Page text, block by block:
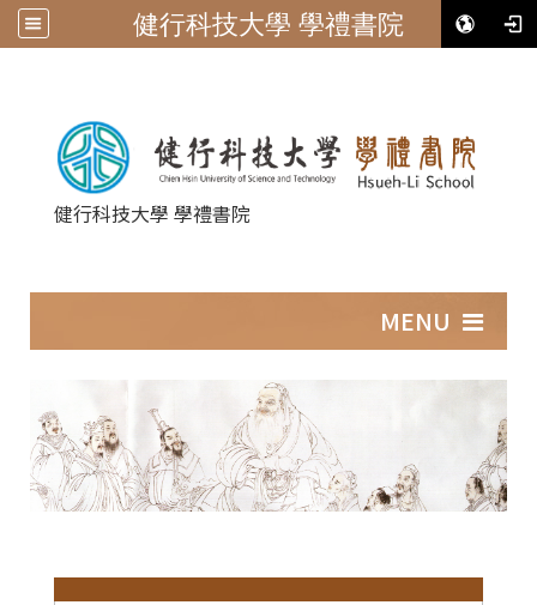
健行科技大學 學禮書院
健行科技大學 學禮書院
MENU